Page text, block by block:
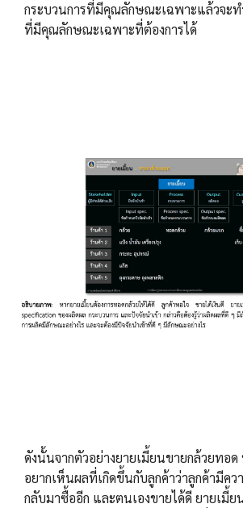
กระบวนการที่มีคุณลักษณะเฉพาะแล้วจะ
ที่มีคุณลักษณะเฉพาะที่ต้องการได้
ดังนั้นจากตัวอย่างยายเมี้ยนขายกล้วยทอด
อยากเห็นผลที่เกิดขึ้นกับลูกค้าว่าลูกค้ามีคว
กลับมาซื้ออีก และตนเองขายได้ดี ยายเมี้ย